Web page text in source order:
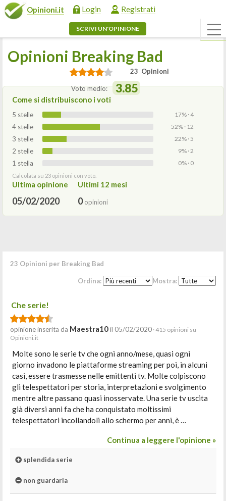
Opinioni.it Login Registrati
SCRIVI UN'OPINIONE
Opinioni Breaking Bad
23 Opinioni
Voto medio: 3.85
Come si distribuiscono i voti
5 stelle 17% · 4
4 stelle 52% · 12
3 stelle 22% · 5
2 stelle 9% · 2
1 stella 0% · 0
Calcolata su 23 opinioni con voto.
Ultima opinione
05/02/2020
Ultimi 12 mesi
0opinioni
23 Opinioni per Breaking Bad
Ordina: Mostra:
Che serie!
opinione inserita da Maestra10il 05/02/2020 · 415 opinioni su
Opinioni.it
Molte sono le serie tv che ogni anno/mese, quasi ogni
giorno invadono le piattaforme streaming per poi, in alcuni
casi, essere trasmesse nelle emittenti tv. Molte colpiscono
gli telespettatori per storia, interpretazioni e svolgimento
mentre altre passano quasi inosservate. Una serie tv uscita
già diversi anni fa che ha conquistato moltissimi
telespettatori incollandoli allo schermo per anni, è …
Continua a leggere l'opinione »
splendida serie
non guardarla